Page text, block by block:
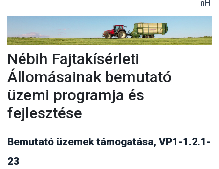
Nébih Fajtakísérleti
Állomásainak bemutató
üzemi programja és
fejlesztése
Bemutató üzemek támogatása, VP1-1.2.1-
23